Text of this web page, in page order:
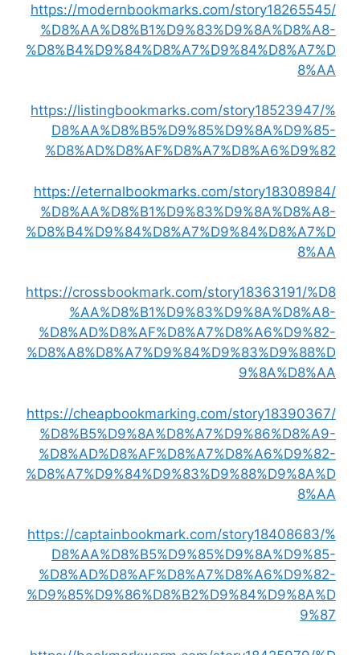
https://modernbookmarks.com/story18265545/
%D8%AA%D8%B1%D9%83%D9%8A%D8%A8-
%D8%B4%D9%84%D8%A7%D9%84%D8%A7%D
8%AA
https://listingbookmarks.com/story18523947/%
D8%AA%D8%B5%D9%85%D9%8A%D9%85-
%D8%AD%D8%AF%D8%A7%D8%A6%D9%82
https://eternalbookmarks.com/story18308984/
%D8%AA%D8%B1%D9%83%D9%8A%D8%A8-
%D8%B4%D9%84%D8%A7%D9%84%D8%A7%D
8%AA
https://crossbookmark.com/story18363191/%D8
%AA%D8%B1%D9%83%D9%8A%D8%A8-
%D8%AD%D8%AF%D8%A7%D8%A6%D9%82-
%D8%A8%D8%A7%D9%84%D9%83%D9%88%D
9%8A%D8%AA
https://cheapbookmarking.com/story18390367/
%D8%B5%D9%8A%D8%A7%D9%86%D8%A9-
%D8%AD%D8%AF%D8%A7%D8%A6%D9%82-
%D8%A7%D9%84%D9%83%D9%88%D9%8A%D
8%AA
https://captainbookmark.com/story18408683/%
D8%AA%D8%B5%D9%85%D9%8A%D9%85-
%D8%AD%D8%AF%D8%A7%D8%A6%D9%82-
%D9%85%D9%86%D8%B2%D9%84%D9%8A%D
9%87